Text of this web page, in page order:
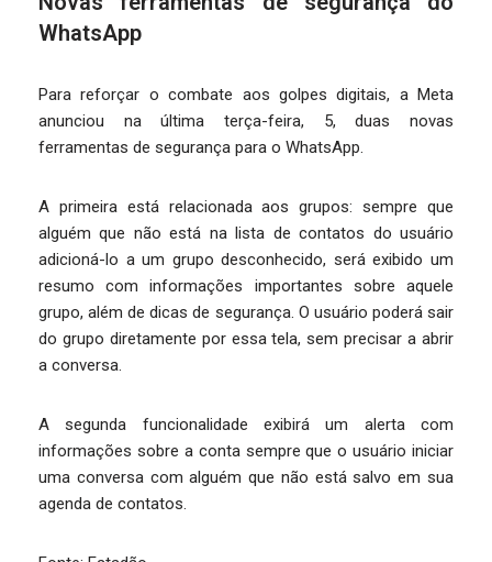
WhatsApp
Para reforçar o combate aos golpes digitais, a Meta
anunciou na última terça-feira, 5, duas novas
ferramentas de segurança para o WhatsApp.
A primeira está relacionada aos grupos: sempre que
alguém que não está na lista de contatos do usuário
adicioná-lo a um grupo desconhecido, será exibido um
resumo com informações importantes sobre aquele
grupo, além de dicas de segurança. O usuário poderá sair
do grupo diretamente por essa tela, sem precisar a abrir
a conversa.
A segunda funcionalidade exibirá um alerta com
informações sobre a conta sempre que o usuário iniciar
uma conversa com alguém que não está salvo em sua
agenda de contatos.